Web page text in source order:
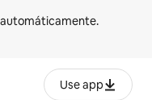
Use app